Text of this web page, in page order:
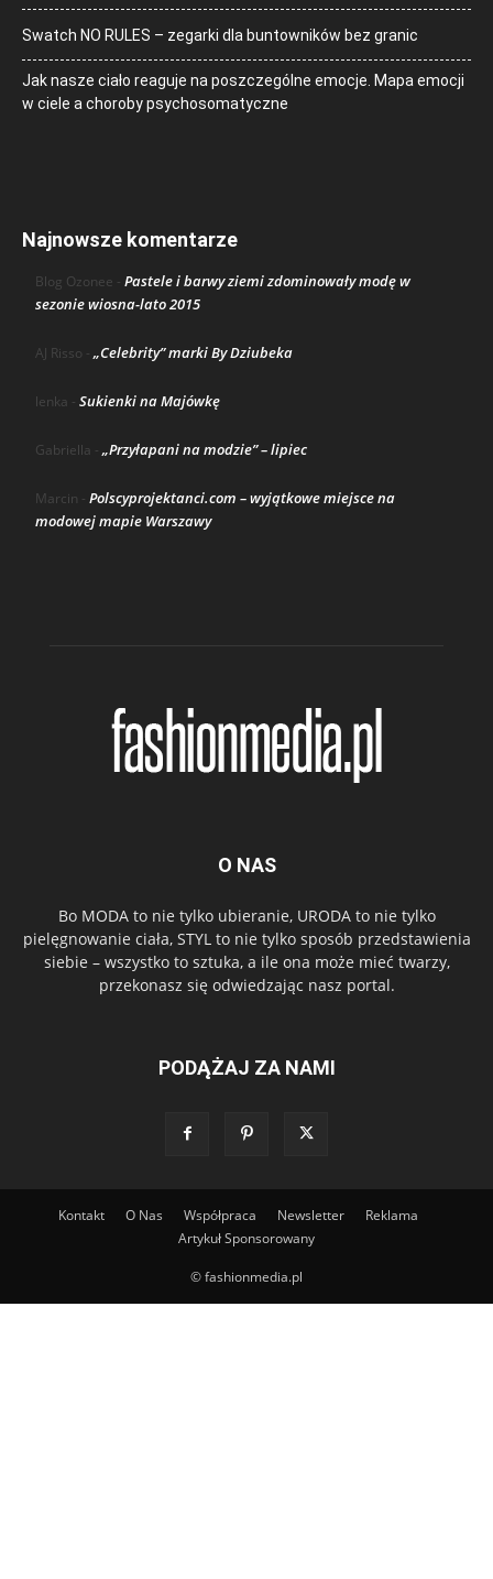
Swatch NO RULES – zegarki dla buntowników bez granic
Jak nasze ciało reaguje na poszczególne emocje. Mapa emocji
w ciele a choroby psychosomatyczne
Najnowsze komentarze
Blog Ozonee - Pastele i barwy ziemi zdominowały modę w
sezonie wiosna-lato 2015
AJ Risso - „Celebrity” marki By Dziubeka
lenka - Sukienki na Majówkę
Gabriella - „Przyłapani na modzie” – lipiec
Marcin - Polscyprojektanci.com – wyjątkowe miejsce na
modowej mapie Warszawy
O NAS
Bo MODA to nie tylko ubieranie, URODA to nie tylko
pielęgnowanie ciała, STYL to nie tylko sposób przedstawienia
siebie – wszystko to sztuka, a ile ona może mieć twarzy,
przekonasz się odwiedzając nasz portal.
PODĄŻAJ ZA NAMI
Kontakt O Nas Współpraca Newsletter
Reklama
Artykuł Sponsorowany
© fashionmedia.pl